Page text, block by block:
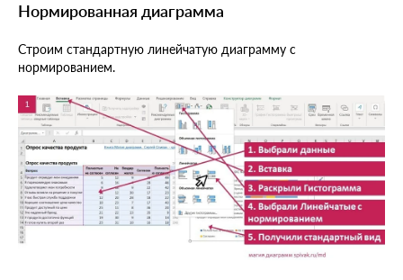
Нормированная диаграмма
Строим стандартную линейчатую диаграмму с
нормированием.